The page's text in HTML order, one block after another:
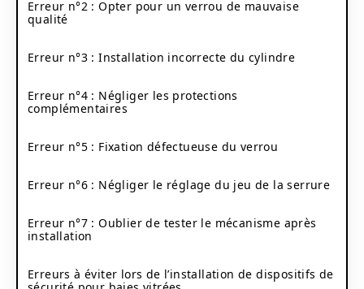
Erreur n°2 : Opter pour un verrou de mauvaise
qualité
Erreur n°3 : Installation incorrecte du cylindre
Erreur n°4 : Négliger les protections
complémentaires
Erreur n°5 : Fixation défectueuse du verrou
Erreur n°6 : Négliger le réglage du jeu de la serrure
Erreur n°7 : Oublier de tester le mécanisme après
installation
Erreurs à éviter lors de l’installation de dispositifs de